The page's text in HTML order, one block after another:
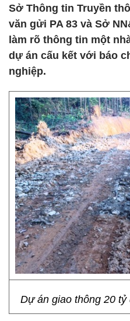
Sở Thông tin Truyền
văn gửi PA 83 và Sở
làm rõ thông tin một
dự án cấu kết với báo
nghiệp.
Dự án giao thông 20